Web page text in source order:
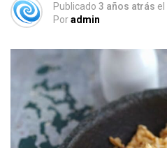
Publicado 3 años atrás el
Poradmin